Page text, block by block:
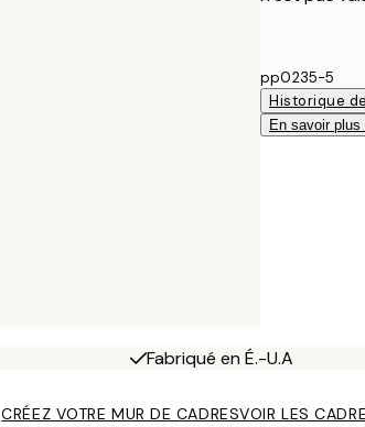
pp0235-5
Historique
En savoir plus
Fabriqué en É.-U.A
CRÉEZ VOTRE MUR DE CADRESVOIR LES